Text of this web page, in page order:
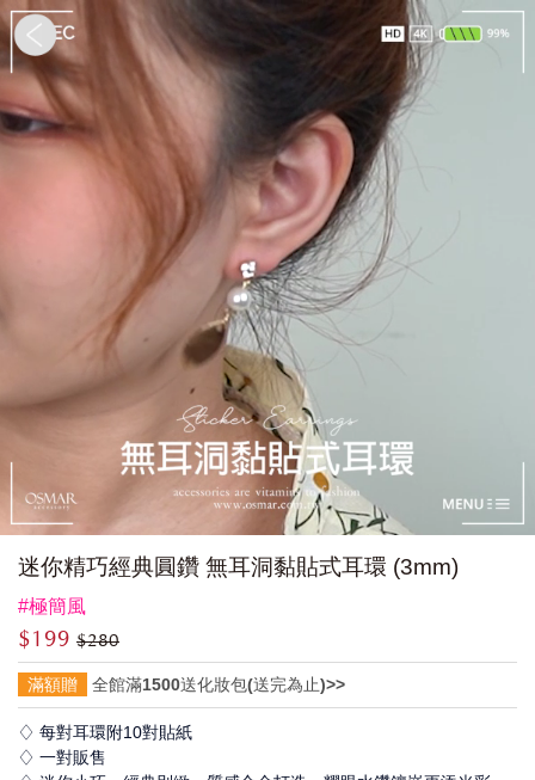
迷你精巧經典圓鑽 無耳洞黏貼式耳環 (3mm)
#極簡風
$199 $280
滿額贈 全館滿1500送化妝包(送完為止)>>
♢ 每對耳環附10對貼紙
♢ 一對販售